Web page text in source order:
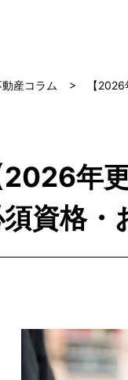
産コラム 【
2026年
資格・